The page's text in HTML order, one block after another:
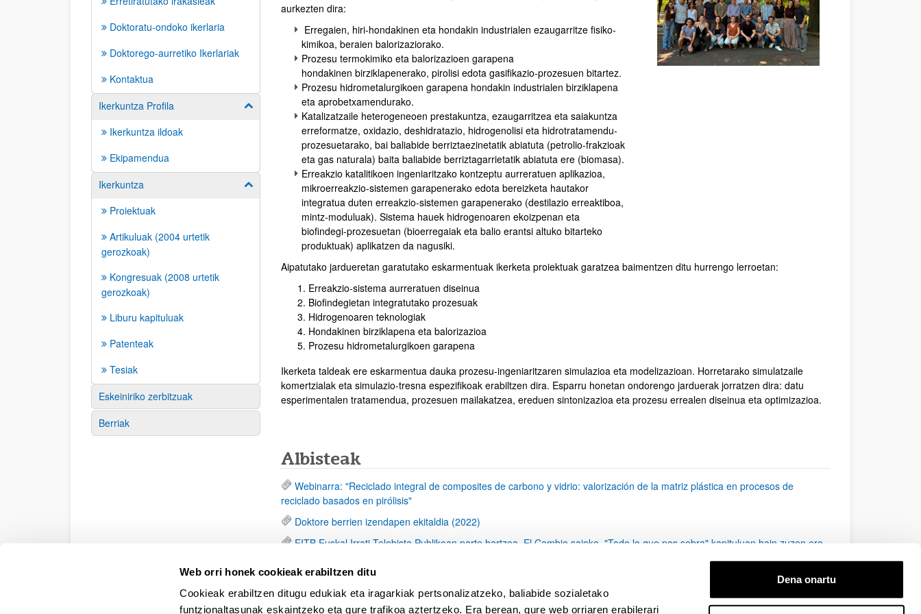
Web orri honek cookieak erabiltzen ditu
Cookieak erabiltzen ditugu edukiak eta iragarkiak pertsonalizatzeko, baliabide sozialetako
funtzionaltasunak eskaintzeko eta gure trafikoa aztertzeko. Era berean, gure web orriaren erabilerari
Dena onartu
Doktoratu-ondoko ikerlaria
Doktorego-aurretiko Ikerlariak
Kontaktua
Ikerkuntza Profila
Erakutsi/izkutatu azpiorriak
Ikerkuntza ildoak
Ekipamendua
Ikerkuntza
Erakutsi/izkutatu azpiorriak
Proiektuak
Artikuluak (2004 urtetik
gerozkoak)
Kongresuak (2008 urtetik
gerozkoak)
Liburu kapituluak
Patenteak
Tesiak
Eskeiniriko zerbitzuak
Berriak
aurkezten dira:
Erregaien, hiri-hondakinen eta hondakin industrialen ezaugarritze fisiko-
kimikoa, beraien balorizaziorako.
Prozesu termokimiko eta balorizazioen garapena
hondakinen birziklapenerako, pirolisi edota gasifikazio-prozesuen bitartez.
Prozesu hidrometalurgikoen garapena hondakin industrialen birziklapena
eta aprobetxamendurako.
Katalizatzaile heterogeneoen prestakuntza, ezaugarritzea eta saiakuntza
erreformatze, oxidazio, deshidratazio, hidrogenolisi eta hidrotratamendu-
prozesuetarako, bai baliabide berriztaezinetatik abiatuta (petrolio-frakzioak
eta gas naturala) baita baliabide berriztagarrietatik abiatuta ere (biomasa).
Erreakzio katalitikoen ingeniaritzako kontzeptu aurreratuen aplikazioa,
mikroerreakzio-sistemen garapenerako edota bereizketa hautakor
integratua duten erreakzio-sistemen garapenerako (destilazio erreaktiboa,
mintz-moduluak). Sistema hauek hidrogenoaren ekoizpenan eta
biofindegi-prozesuetan (bioerregaiak eta balio erantsi altuko bitarteko
produktuak) aplikatzen da nagusiki.
Aipatutako jardueretan garatutako eskarmentuak ikerketa proiektuak garatzea baimentzen ditu hurrengo lerroetan:
Erreakzio-sistema aurreratuen diseinua
Biofindegietan integratutako prozesuak
Hidrogenoaren teknologiak
Hondakinen birziklapena eta balorizazioa
Prozesu hidrometalurgikoen garapena
Ikerketa taldeak ere eskarmentua dauka prozesu-ingeniaritzaren simulazioa eta modelizazioan. Horretarako simulatzaile
komertzialak eta simulazio-tresna espezifikoak erabiltzen dira. Esparru honetan ondorengo jarduerak jorratzen dira: datu
esperimentalen tratamendua, prozesuen mailakatzea, ereduen sintonizazioa eta prozesu errealen diseinua eta optimizazioa.
Albisteak
Webinarra: "Reciclado integral de composites de carbono y vidrio: valorización de la matriz plástica en procesos de
reciclado basados en pirólisis"
Doktore berrien izendapen ekitaldia (2022)
EITB Euskal Irrati Telebista Publikoan parte hartzea, El Cambio saioko, "Todo lo que nos sobra" kapituluan hain zuzen ere
Pedro Luis Arias eta Alexander Lopez-Urionabarrenechea argitalpen zientifikoetan gehien aipatzen diren ikertzaileen %
2en taldean daude, Stanford Unibertsitateko rankingaren arabera.